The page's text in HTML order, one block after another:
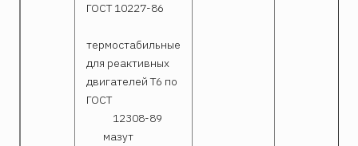
ГОСТ 10227-86
термостабильные
для реактивных
двигателей Т6 по
ГОСТ
12308-89
мазут